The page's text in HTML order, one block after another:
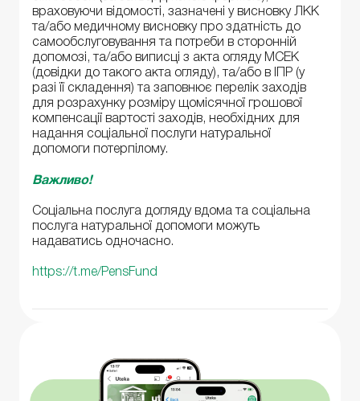
враховуючи відомості, зазначені у висновку ЛКК
та/або медичному висновку про здатність до
самообслуговування та потреби в сторонній
допомозі, та/або виписці з акта огляду МСЕК
(довідки до такого акта огляду), та/або в ІПР (у
разі її складення) та заповнює перелік заходів
для розрахунку розміру щомісячної грошової
компенсації вартості заходів, необхідних для
надання соціальної послуги натуральної
допомоги потерпілому.
Важливо!
Соціальна послуга догляду вдома та соціальна
послуга натуральної допомоги можуть
надаватись одночасно.
https://t.me/PensFund